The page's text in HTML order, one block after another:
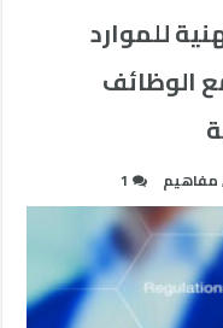
للموارد
الوظائف
مفاهيم 1